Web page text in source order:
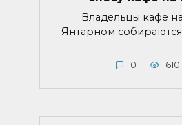
Владельцы кафе
Янтарном
0 610